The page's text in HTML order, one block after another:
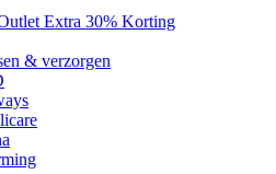
Extra 30% Korting
& verzorgen